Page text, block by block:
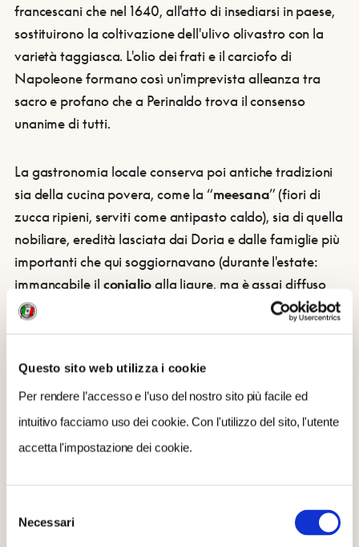
Questo sito web utilizza i cookie
Per rendere l’accesso e l’uso del nostro sito più facile ed
intuitivo facciamo uso dei cookie. Con l'utilizzo del sito, l'utente
accetta l'impostazione dei cookie.
delNecessari
francescani che nel 1640, all'atto di insediarsi in paese,
sostituirono la coltivazione dell'ulivo olivastro con la
varietà taggiasca. L'olio dei frati e il carciofo di
Napoleone formano così un'imprevista alleanza tra
sacro e profano che a Perinaldo trova il consenso
unanime di tutti.
La gastronomia locale conserva poi antiche tradizioni
sia della cucina povera, come la “meesana” (fiori di
zucca ripieni, serviti come antipasto caldo), sia di quella
nobiliare, eredità lasciata dai Doria e dalle famiglie più
importanti che qui soggiornavano (durante l'estate:
immancabile il coniglioalla ligure, ma è assai diffuso
anche lo stoccafisso con le olive taggiasche). Pane
localmente “Rocense”.
Testo di Roberto Copello; foto Sanremonews (carciofo), Wikipedia Commons (olive)
-Che cosa vedere a Perinaldo
Perinaldo, il borgo delle stelle: astronomi e osservatori